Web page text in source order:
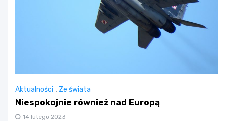
Aktualności , Ze świata
Niespokojnie również nad Europą
14 lutego 2023